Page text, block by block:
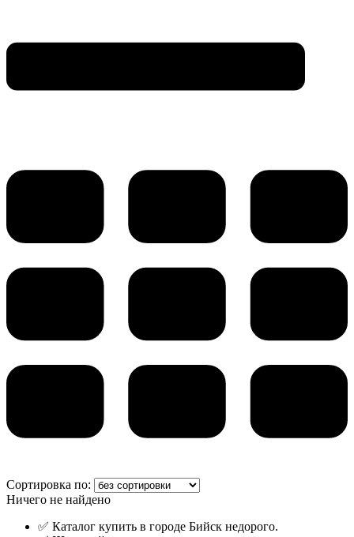
Сортировка по:
Ничего не найдено
✅ Каталог купить в городе Бийск недорого.